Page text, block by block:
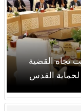
تجاه القضية
لحماية القدس